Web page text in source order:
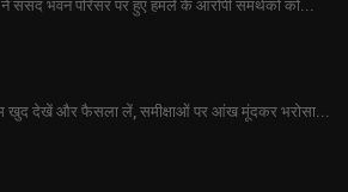
संसद भवन परिसर पर हुए हमले के आरोपी समर्थकों को...
खुद देखें और फैसला लें, समीक्षाओं पर आंख मूंदकर भरोसा...